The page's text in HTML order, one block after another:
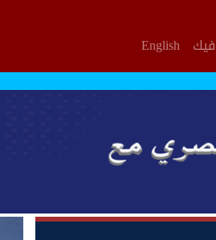
English